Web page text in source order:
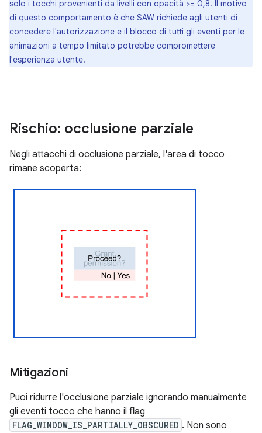
solo i tocchi provenienti da livelli con opacità >= 0,8. Il motivo
di questo comportamento è che SAW richiede agli utenti di
concedere l'autorizzazione e il blocco di tutti gli eventi per le
animazioni a tempo limitato potrebbe compromettere
l'esperienza utente.
Rischio: occlusione parziale
Negli attacchi di occlusione parziale, l'area di tocco
rimane scoperta:
Mitigazioni
Puoi ridurre l'occlusione parziale ignorando manualmente
gli eventi tocco che hanno il flag
FLAG_WINDOW_IS_PARTIALLY_OBSCURED . Non sono